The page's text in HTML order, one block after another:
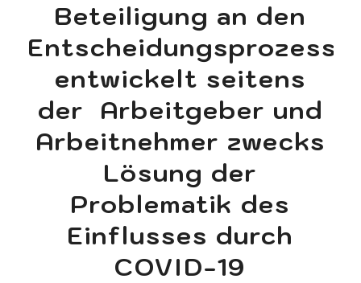
Beteiligung an den
entwickelt seitens
der Arbeitgeber und
Arbeitnehmer zwecks
Lösung der
Problematik des
Einflusses durch
COVID-19